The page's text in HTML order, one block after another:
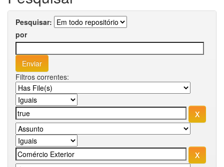
Pesquisar:
por
Filtros correntes: